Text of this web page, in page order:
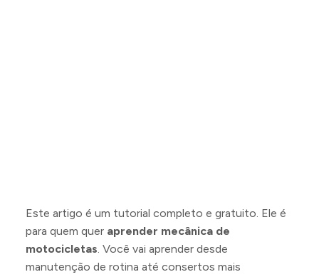
Este artigo é um tutorial completo e gratuito. Ele é
para quem quer aprender mecânica de
motocicletas. Você vai aprender desde
manutenção de rotina até consertos mais